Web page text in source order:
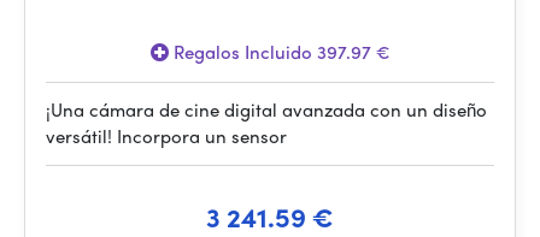
Regalos Incluido 397.97 €
¡Una cámara de cine digital avanzada con un diseño
versátil! Incorpora un sensor
3 241.59 €